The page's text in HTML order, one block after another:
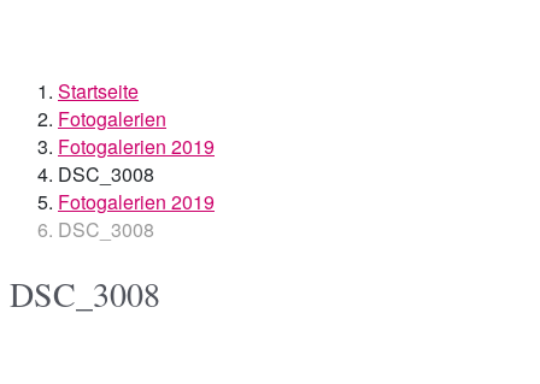
Startseite
Fotogalerien
Fotogalerien 2019
DSC_3008
Fotogalerien 2019
DSC_3008
DSC_3008